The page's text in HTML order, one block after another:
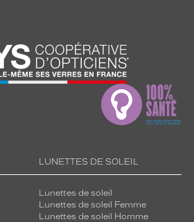
LUNETTES DE SOLEIL
Lunettes de soleil
Lunettes de soleil Femme
Lunettes de soleil Homme